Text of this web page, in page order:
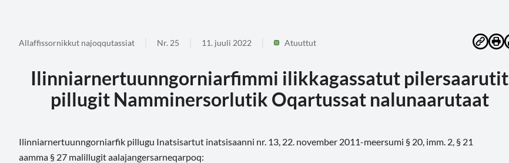
Allaffissornikkut najoqqutassiat Nr. 25 11. juuli 2022 Atuuttut
Ilinniarnertuunngorniarfimmi ilikkagassatut pilersaarutit
pillugit Namminersorlutik Oqartussat nalunaarutaat
Ilinniarnertuunngorniarfik pillugu Inatsisartut inatsisaanni nr. 13, 22. november 2011-meersumi § 20, imm. 2, § 21
aamma § 27 malillugit aalajangersarneqarpoq: